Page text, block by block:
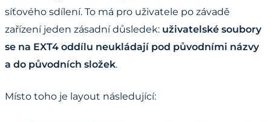
síťového sdílení. To má pro uživatele po závadě
zařízení jeden zásadní důsledek: uživatelské soubory
se na EXT4 oddílu neukládají pod původními názvy
a do původních složek.
Místo toho je layout následující: